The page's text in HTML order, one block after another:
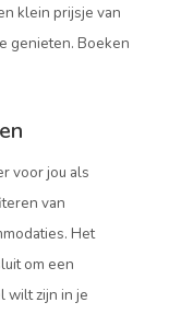
klein prijsje van
genieten. Boeken
voor jou als
van
Het
om een
wilt zijn in je